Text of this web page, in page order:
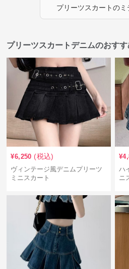
プリーツスカートのミ
プリーツスカートデニムのおす
¥6,250 (税込)
ヴィンテージ風デニムプリーツ
ミニスカート
¥
ハ
ニ